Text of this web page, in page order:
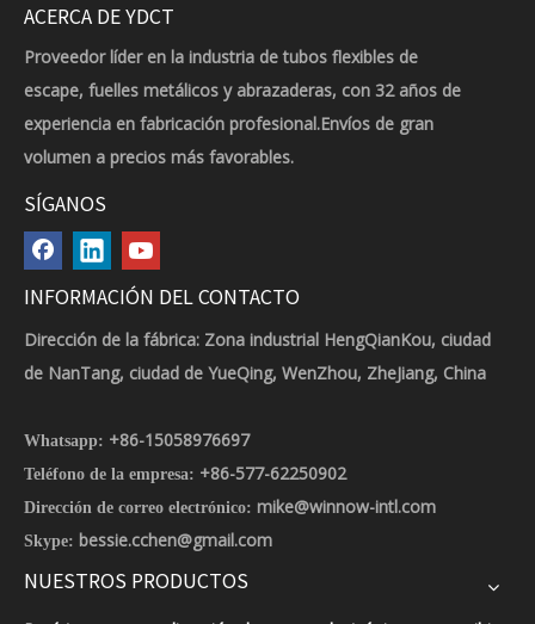
ACERCA DE YDCT
Proveedor líder en la industria de tubos flexibles de
escape, fuelles metálicos y abrazaderas, con 32 años de
experiencia en fabricación profesional.Envíos de gran
volumen a precios más favorables.
SÍGANOS
INFORMACIÓN DEL CONTACTO
Dirección de la fábrica: Zona industrial HengQianKou, ciudad
de NanTang, ciudad de YueQing, WenZhou, ZheJiang, China
Whatsapp: +86-15058976697
Teléfono de la empresa: +86-577-62250902
Dirección de correo electrónico: mike@winnow-intl.com
Skype: bessie.cchen@gmail.com
NUESTROS PRODUCTOS